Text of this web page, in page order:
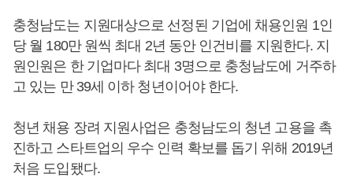
충청남도는 지원대상으로 선정된 기업에 채용인원 1인
당 월 180만 원씩 최대 2년 동안 인건비를 지원한다. 지
원인원은 한 기업마다 최대 3명으로 충청남도에 거주하
고 있는 만 39세 이하 청년이어야 한다.
청년 채용 장려 지원사업은 충청남도의 청년 고용을 촉
진하고 스타트업의 우수 인력 확보를 돕기 위해 2019년
처음 도입됐다.